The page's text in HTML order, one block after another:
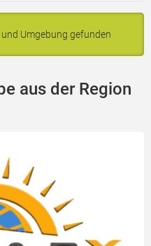
Umgebung gefunden
aus der Region